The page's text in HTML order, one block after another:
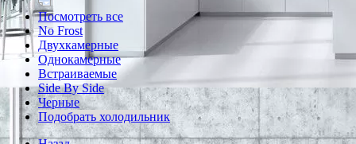
Посмотреть все
No Frost
Двухкамерные
Однокамерные
Встраиваемые
Side By Side
Черные
Подобрать холодильник